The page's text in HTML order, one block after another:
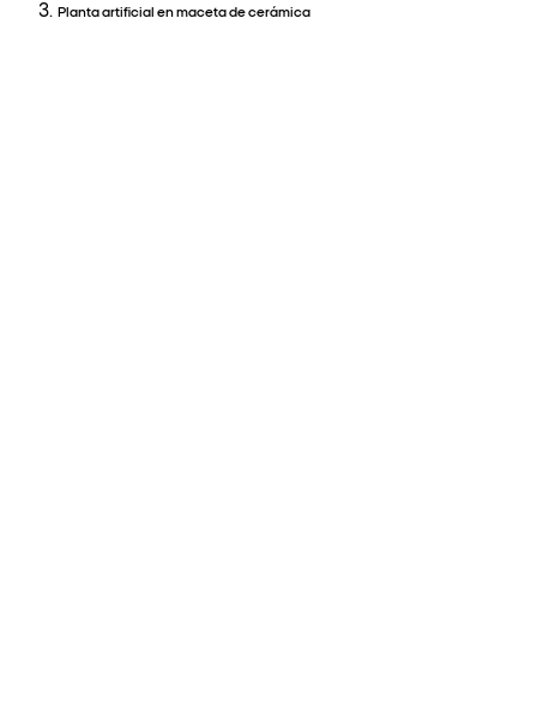
Planta artificial en maceta de cerámica